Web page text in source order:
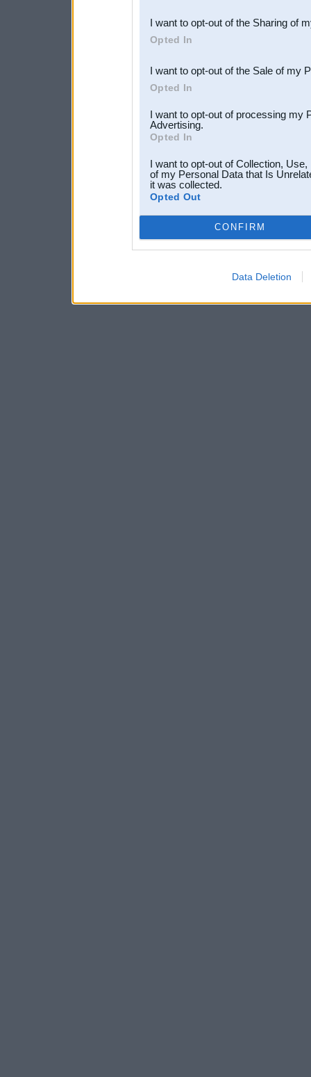
Downstream Participants
third parties.
I want to opt-out of the Sharing of
Opted In
I want to opt-out of the Sale of my
Opted In
I want to opt-out of processing my
Advertising.
Opted In
I want to opt-out of Collection,
of my Personal Data that Is
it was collected.
Opted Out
CONFIRM
Data Deletion